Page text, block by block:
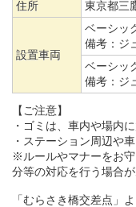
住所 東京都三
設置車両
ベーシッ
備考： ジ
ベーシッ
備考： ジ
【ご注意】
・ゴミは、車内や場内
・ステーション周辺や
※ルールやマナーをお
分等の対応を行う場合が
「むらさき橋交差点」